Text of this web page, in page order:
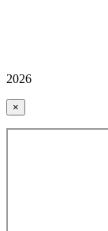
2026
×